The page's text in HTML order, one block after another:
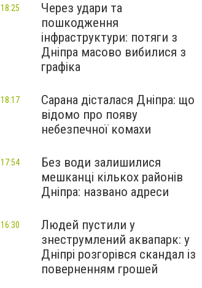
Через удари та
пошкодження
інфраструктури: потяги з
Дніпра масово вибилися з
графіка
18:25
Сарана дісталася Дніпра: що
відомо про появу
небезпечної комахи
18:17
Без води залишилися
мешканці кількох районів
Дніпра: названо адреси
17:54
Людей пустили у
знеструмлений аквапарк: у
Дніпрі розгорівся скандал із
поверненням грошей
16:30